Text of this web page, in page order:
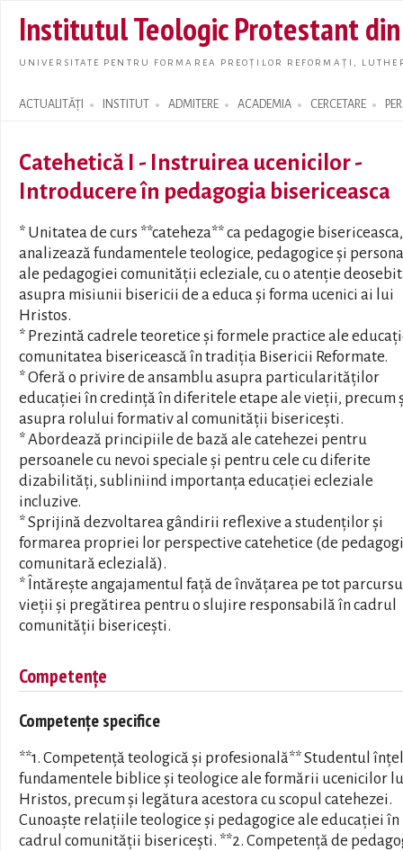
main
Institutul Teologic Protestant
UNIVERSITATE PENTRU FORMAREA PREOȚILOR REFORMAȚI,
ACTUALITĂȚI INSTITUT ADMITERE ACADEMIA CERCETARE
Search form
Catehetică I - Instruirea ucenicilor -
Introducere în pedagogia bisericeasca
* Unitatea de curs **cateheza** ca pedagogie bisericeasca,
analizează fundamentele teologice, pedagogice și
ale pedagogiei comunității ecleziale, cu o atenție
asupra misiunii bisericii de a educa și forma ucenici ai lui
Hristos.
* Prezintă cadrele teoretice și formele practice ale
comunitatea bisericească în tradiția Bisericii Reformate.
* Oferă o privire de ansamblu asupra particularităților
educației în credință în diferitele etape ale vieții, precum
asupra rolului formativ al comunității bisericești.
* Abordează principiile de bază ale catehezei pentru
persoanele cu nevoi speciale și pentru cele cu diferite
dizabilități, subliniind importanța educației ecleziale
incluzive.
* Sprijină dezvoltarea gândirii reflexive a studenților și
formarea propriei lor perspective catehetice (de
comunitară eclezială).
* Întărește angajamentul față de învățarea pe tot
vieții și pregătirea pentru o slujire responsabilă în cadrul
comunității bisericești.
Competențe
Competențe specifice
**1. Competență teologică și profesională** Studentul
fundamentele biblice și teologice ale formării ucenicilor
Hristos, precum și legătura acestora cu scopul catehezei.
Cunoaște relațiile teologice și pedagogice ale educației în
cadrul comunității bisericești. **2. Competență de